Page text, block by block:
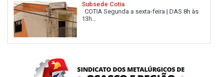
Subsede Cotia
COTIA Segunda a sexta-feira | DAS 8h às
13h...